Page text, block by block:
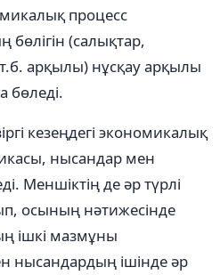
процесс
бөлігін (салықтар,
арқылы) нұсқау арқылы
бөледі.
кезеңдегі экономикалық
нысандар мен
Меншіктің де әр түрлі
осының нәтижесінде
ішкі мазмұны
нысандардың ішінде әр